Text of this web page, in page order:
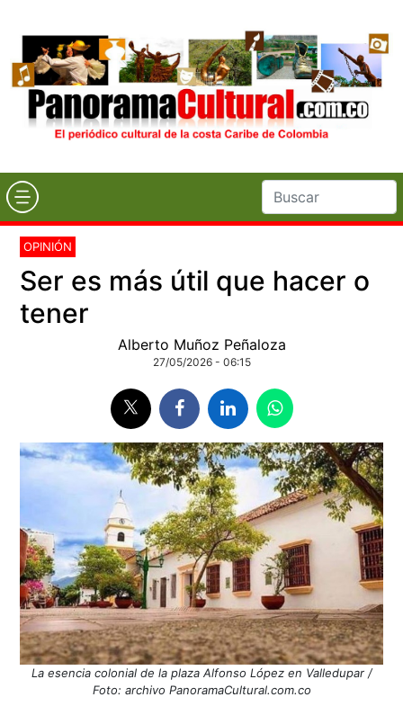
OPINIÓN
Ser es más útil que hacer o
tener
Alberto Muñoz Peñaloza
27/05/2026 - 06:15
La esencia colonial de la plaza Alfonso López en Valledupar /
Foto: archivo PanoramaCultural.com.co